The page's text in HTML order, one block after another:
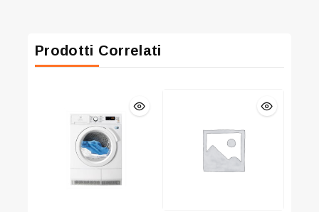
Prodotti Correlati